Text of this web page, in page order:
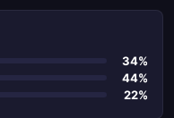
34%
44%
22%